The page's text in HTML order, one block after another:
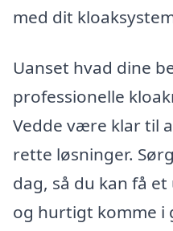
med dit
Uanset hvad dine
professionelle
Vedde være klar til
rette løsninger.
dag, så du kan få
og hurtigt komme i